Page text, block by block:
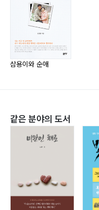
기 조금 그리고 삼용이
삼용이와 순애
같은 분야의 도서